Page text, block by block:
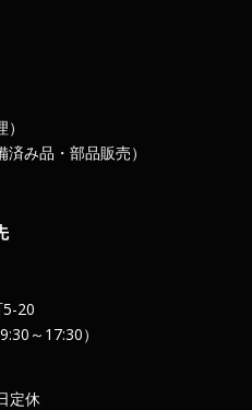
み品・部品販売）
20
～17:30）
定休